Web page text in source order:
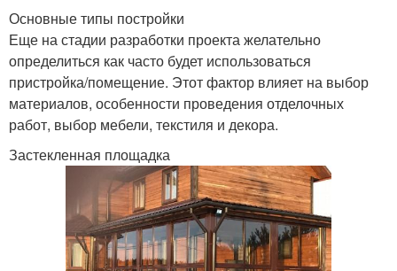
Основные типы постройки
Еще на стадии разработки проекта желательно
определиться как часто будет использоваться
пристройка/помещение. Этот фактор влияет на выбор
материалов, особенности проведения отделочных
работ, выбор мебели, текстиля и декора.
Застекленная площадка